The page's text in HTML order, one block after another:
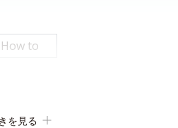
嵩目盛りを測定する。N＝3, P<0.05, student t-
How to
を見る